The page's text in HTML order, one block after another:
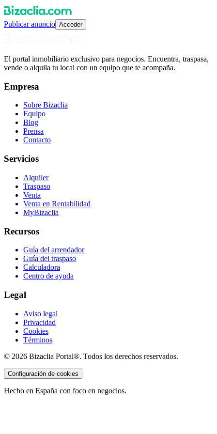
Publicar anuncio Acceder
El portal inmobiliario exclusivo para negocios. Encuentra, traspasa,
vende o alquila tu local con un equipo que te acompaña.
Empresa
Sobre Bizaclia
Equipo
Blog
Prensa
Contacto
Servicios
Alquiler
Traspaso
Venta
Venta en Rentabilidad
MyBizaclia
Recursos
Guía del arrendador
Guía del traspaso
Calculadora
Centro de ayuda
Legal
Aviso legal
Privacidad
Cookies
Términos
© 2026 Bizaclia Portal®. Todos los derechos reservados.
Configuración de cookies
Hecho en España con foco en negocios.